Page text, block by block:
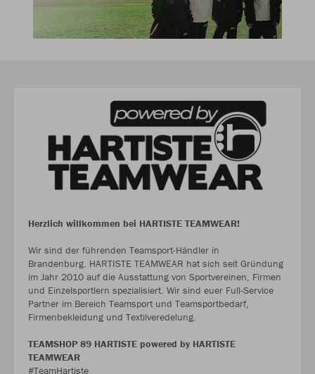
Herzlich willkommen bei HARTISTE TEAMWEAR!
Wir sind der führenden Teamsport-Händler in
Brandenburg. HARTISTE TEAMWEAR hat sich seit Gründung
im Jahr 2010 auf die Ausstattung von Sportvereinen, Firmen
und Einzelsportlern spezialisiert. Wir sind euer Full-Service
Partner im Bereich Teamsport und Teamsportbedarf,
Firmenbekleidung und Textilveredelung.
TEAMSHOP 89 HARTISTE powered by HARTISTE
TEAMWEAR
#TeamHartiste